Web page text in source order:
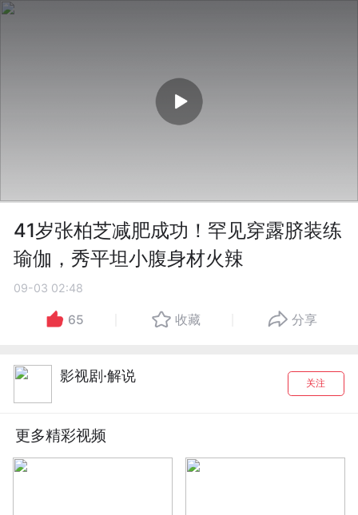
41岁张柏芝减肥成功！罕见穿露脐装练
瑜伽，秀平坦小腹身材火辣
09-03 02:48
65 收藏 分享
影视剧·解说 关注
更多精彩视频